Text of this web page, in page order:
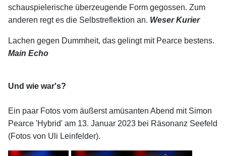
schauspielerische überzeugende Form gegossen. Zum
anderen regt es die Selbstreflektion an. Weser Kurier
Lachen gegen Dummheit, das gelingt mit Pearce bestens.
Main Echo
Und wie war's?
Ein paar Fotos vom äußerst amüsanten Abend mit Simon
Pearce 'Hybrid' am 13. Januar 2023 bei Räsonanz Seefeld
(Fotos von Uli Leinfelder).